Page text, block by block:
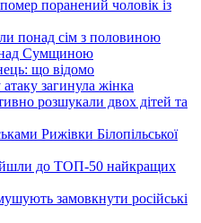
поранений чоловік із
понад сім з половиною
над Сумщиною
що відомо
загинула жінка
розшукали двох дітей та
Рижівки Білопільської
до ТОП-50 найкращих
замовкнути російські